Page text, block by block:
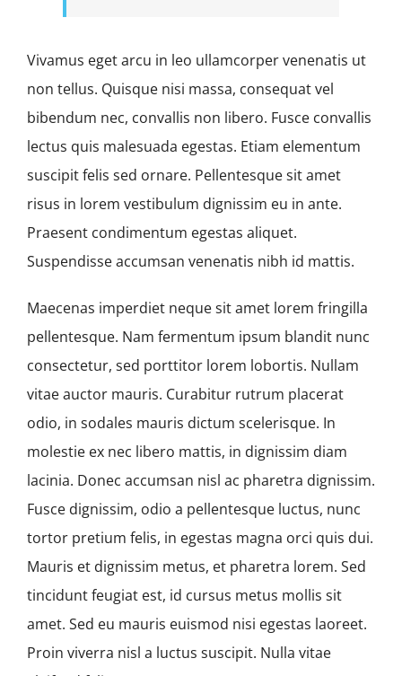
Vivamus eget arcu in leo ullamcorper venenatis ut
non tellus. Quisque nisi massa, consequat vel
bibendum nec, convallis non libero. Fusce convallis
lectus quis malesuada egestas. Etiam elementum
suscipit felis sed ornare. Pellentesque sit amet
risus in lorem vestibulum dignissim eu in ante.
Praesent condimentum egestas aliquet.
Suspendisse accumsan venenatis nibh id mattis.
Maecenas imperdiet neque sit amet lorem fringilla
pellentesque. Nam fermentum ipsum blandit nunc
consectetur, sed porttitor lorem lobortis. Nullam
vitae auctor mauris. Curabitur rutrum placerat
odio, in sodales mauris dictum scelerisque. In
molestie ex nec libero mattis, in dignissim diam
lacinia. Donec accumsan nisl ac pharetra dignissim.
Fusce dignissim, odio a pellentesque luctus, nunc
tortor pretium felis, in egestas magna orci quis dui.
Mauris et dignissim metus, et pharetra lorem. Sed
tincidunt feugiat est, id cursus metus mollis sit
amet. Sed eu mauris euismod nisi egestas laoreet.
Proin viverra nisl a luctus suscipit. Nulla vitae